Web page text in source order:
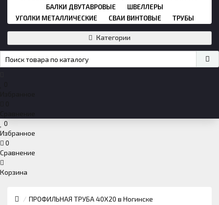
БАЛКИ ДВУТАВРОВЫЕ
ШВЕЛЛЕРЫ
УГОЛКИ МЕТАЛЛИЧЕСКИЕ
СВАИ ВИНТОВЫЕ ТРУБЫ
Категории
0
Избранное
0
Сравнение
Корзина
ПРОФИЛЬНАЯ ТРУБА 40Х20 в Ногинске